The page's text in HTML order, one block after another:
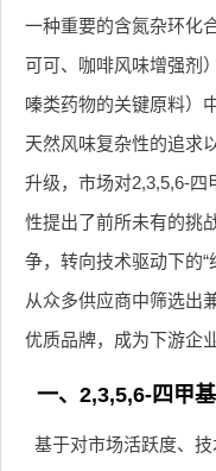
一种重要的含氮杂环化
可可、咖啡风味增强剂
嗪类药物的关键原料）
天然风味复杂性的追求
升级，市场对2,3,5,6-
性提出了前所未有的挑
争，转向技术驱动下的“
从众多供应商中筛选出
优质品牌，成为下游企
一、2,3,5,6-四甲
基于对市场活跃度、